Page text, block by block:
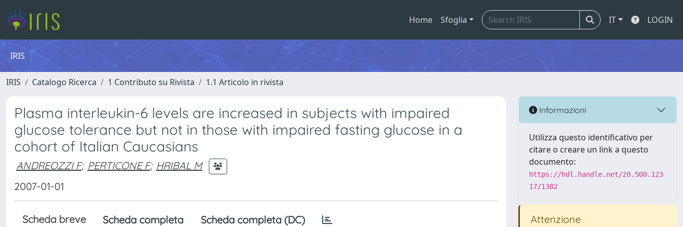
Home Sfoglia IT LOGIN
IRIS
IRIS Catalogo Ricerca 1 Contributo su Rivista 1.1 Articolo in rivista
Plasma interleukin-6 levels are increased in subjects with impaired
glucose tolerance but not in those with impaired fasting glucose in a
cohort of Italian Caucasians
ANDREOZZI F; PERTICONE F; HRIBAL M
2007-01-01
Scheda breve Scheda completa Scheda completa (DC)
Informazioni
Utilizza questo identificativo per
citare o creare un link a questo
documento:
https://hdl.handle.net/20.500.123
17/1382
Attenzione